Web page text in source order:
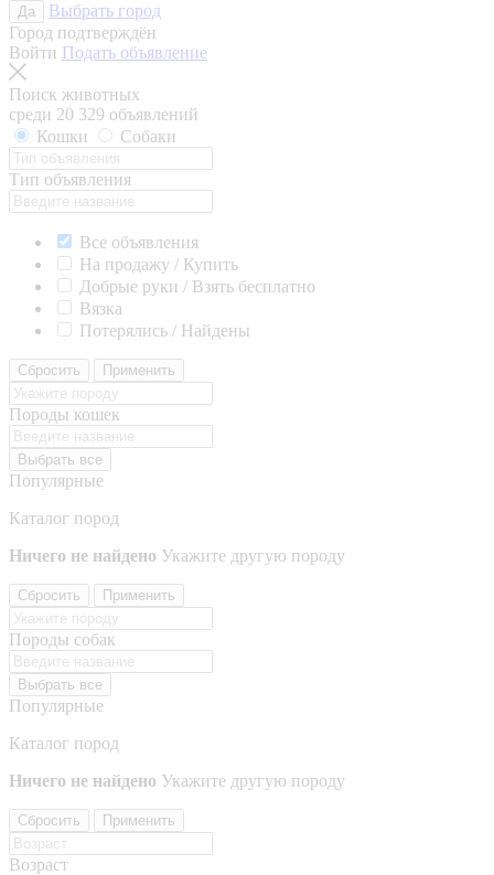
Да
Выбрать город
Город подтверждён
Войти Подать объявление
Поиск животных
среди 20 329 объявлений
Кошки
Собаки
Тип объявления
Все объявления
На продажу / Купить
Добрые руки / Взять бесплатно
Вязка
Потерялись / Найдены
Сбросить Применить
Породы кошек
Выбрать все
Популярные
Каталог пород
Ничего не найдено Укажите другую породу
Сбросить Применить
Породы собак
Выбрать все
Популярные
Каталог пород
Ничего не найдено Укажите другую породу
Сбросить Применить
Возраст